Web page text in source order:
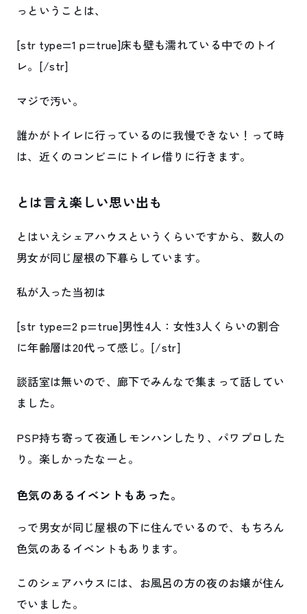
っということは、
[str type=1 p=true]床も壁も濡れている中でのトイ
レ。[/str]
マジで汚い。
誰かがトイレに行っているのに我慢できない！って時
は、近くのコンビニにトイレ借りに行きます。
とは言え楽しい思い出も
とはいえシェアハウスというくらいですから、数人の
男女が同じ屋根の下暮らしています。
私が入った当初は
[str type=2 p=true]男性4人：女性3人くらいの割合
に年齢層は20代って感じ。[/str]
談話室は無いので、廊下でみんなで集まって話してい
ました。
PSP持ち寄って夜通しモンハンしたり、パワプロした
り。楽しかったなーと。
色気のあるイベントもあった。
っで男女が同じ屋根の下に住んでいるので、もちろん
色気のあるイベントもあります。
このシェアハウスには、お風呂の方の夜のお嬢が住ん
でいました。